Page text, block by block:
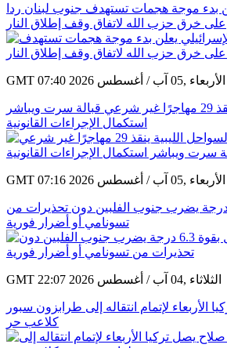
بدء موجة هجمات تستهدف جنوب لبنان ردا
على خرق حزب الله لاتفاق وقف إطلاق النار
GMT 07:40 2026 الأربعاء ,05 آب / أغسطس
أمن السواحل الليبية ينقذ 29 مهاجرًا غير شرعي قبالة سرت ويباشر
استكمال الإجراءات القانونية
GMT 07:16 2026 الأربعاء ,05 آب / أغسطس
بقوة 6.3 درجة يضرب جنوب الفلبين دون تحذيرات من
تسونامي أو أضرار فورية
GMT 22:07 2026 الثلاثاء ,04 آب / أغسطس
الأربعاء لإتمام انتقاله إلى طرابزون سبور
كلاعب حر